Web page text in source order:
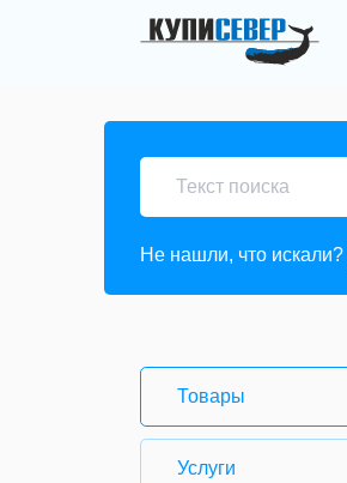
Не нашли, что искали?
Товары
Услуги